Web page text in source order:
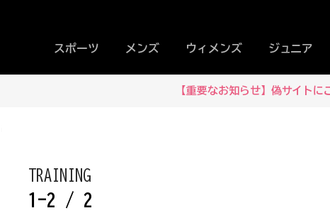
スポーツ メンズ ウィメンズ ジュニア
【重要なお知らせ】偽サイトに
TRAINING
1-2 / 2